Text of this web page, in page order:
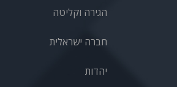
הגירה וקליטה
חברה ישראלית
יהדות